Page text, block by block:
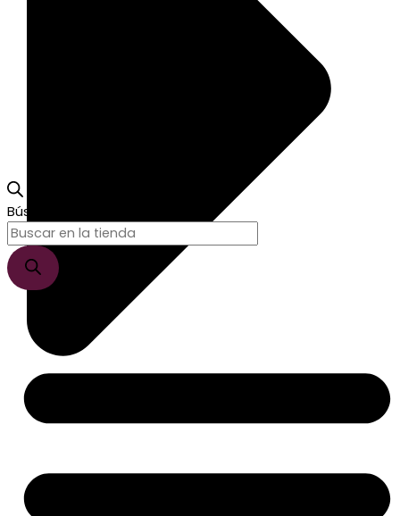
Búsqueda de productos